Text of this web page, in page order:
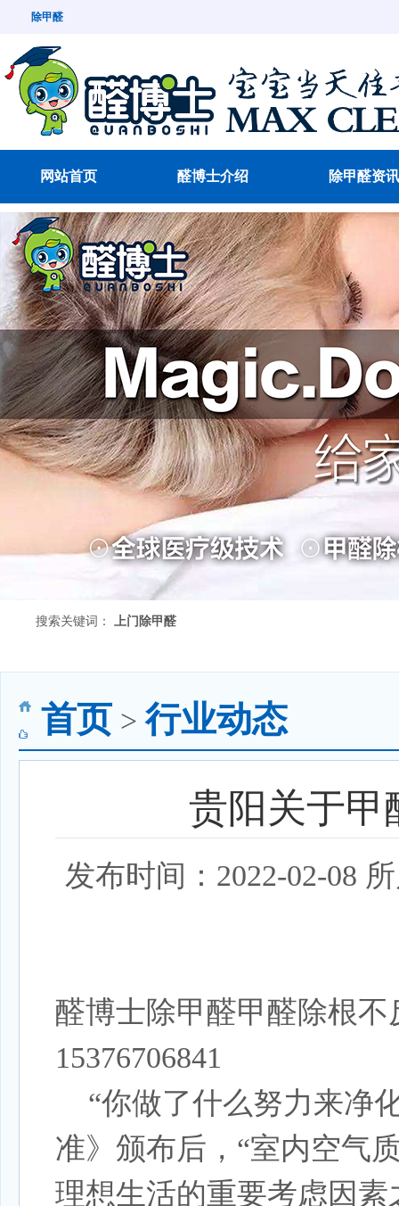
除甲醛
网站首页 醛博士介绍 除甲醛资讯
搜索关键词： 上门除甲醛
首页 >行业动态
贵阳关于甲
发布时间：2022-02-08
醛博士除甲醛甲醛除根
15376706841
“你做了什么努力来净
准》颁布后，“室内空气
理想生活的重要考虑因